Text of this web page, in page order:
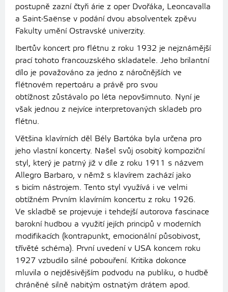
postupně zazní čtyři árie z oper Dvořáka, Leoncavalla
a Saint-Saënse v podání dvou absolventek zpěvu
Fakulty umění Ostravské univerzity.
Ibertův koncert pro flétnu z roku 1932 je nejznámější
prací tohoto francouzského skladatele. Jeho brilantní
dílo je považováno za jedno z náročnějších ve
flétnovém repertoáru a právě pro svou
obtížnost zůstávalo po léta nepovšimnuto. Nyní je
však jednou z nejvíce interpretovaných skladeb pro
flétnu.
Většina klavírních děl Bély Bartóka byla určena pro
jeho vlastní koncerty. Našel svůj osobitý kompoziční
styl, který je patrný již v díle z roku 1911 s názvem
Allegro Barbaro, v němž s klavírem zachází jako
s bicím nástrojem. Tento styl využívá i ve velmi
obtížném Prvním klavírním koncertu z roku 1926.
Ve skladbě se projevuje i tehdejší autorova fascinace
barokní hudbou a využití jejích principů v moderních
modifikacích (kontrapunkt, emocionální působivost,
třívěté schéma). První uvedení v USA koncem roku
1927 vzbudilo silné pobouření. Kritika dokonce
mluvila o nejděsivějším podvodu na publiku, o hudbě
chráněné silně nabitým ostnatým drátem apod.